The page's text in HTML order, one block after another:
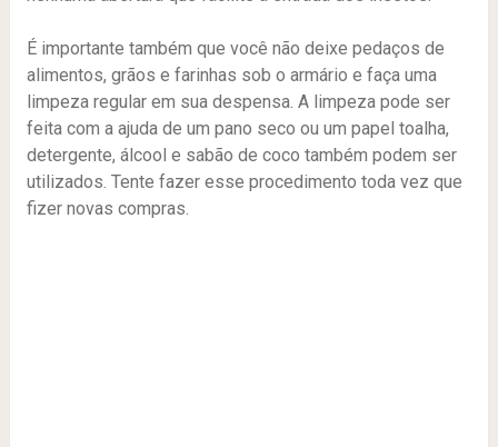
É importante também que você não deixe pedaços de
alimentos, grãos e farinhas sob o armário e faça uma
limpeza regular em sua despensa. A limpeza pode ser
feita com a ajuda de um pano seco ou um papel toalha,
detergente, álcool e sabão de coco também podem ser
utilizados. Tente fazer esse procedimento toda vez que
fizer novas compras.